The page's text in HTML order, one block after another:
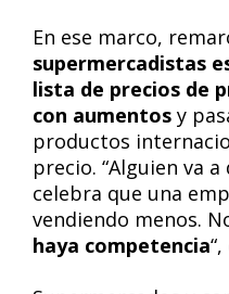
En ese marco,
supermercadistas
lista de precios de
con aumentos y
productos
precio. “Alguien va
celebra que una
vendiendo menos.
haya competencia